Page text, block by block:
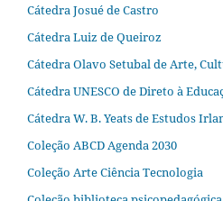
Cátedra Josué de Castro
Cátedra Luiz de Queiroz
Cátedra Olavo Setubal de Arte,
Cátedra UNESCO de Direto à
Cátedra W. B. Yeats de Estudos
Coleção ABCD Agenda 2030
Coleção Arte Ciência Tecnologia